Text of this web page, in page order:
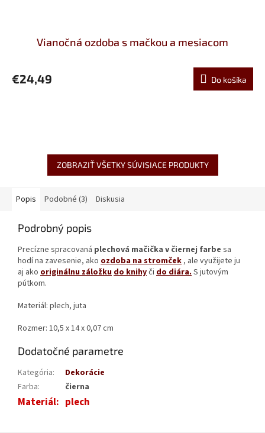
Vianočná ozdoba s mačkou a mesiacom
€24,49 Do košíka
ZOBRAZIŤ VŠETKY SÚVISIACE PRODUKTY
Popis Podobné (3) Diskusia
Podrobný popis
Precízne spracovaná plechová mačička v čiernej farbe sa
hodí na zavesenie, ako ozdoba na stromček, ale využijete ju
aj ako originálnu záložkudo knihyči do diára.S jutovým
pútkom.
Materiál: plech, juta
Rozmer: 10,5 x 14 x 0,07 cm
Dodatočné parametre
Kategória:
Dekorácie
Farba: čierna
Materiál: plech